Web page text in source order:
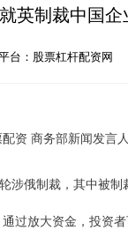
英制裁中国企
台：股票杠杆配资网
俄制裁，其中被制
过放大资金，投资